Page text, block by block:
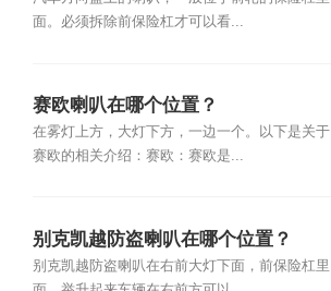
面。必须拆除前保险杠才可以看...
赛欧喇叭在哪个位置？
在雾灯上方，大灯下方，一边一个。以下是关于
赛欧的相关介绍：赛欧：赛欧是...
别克凯越防盗喇叭在哪个位置？
别克凯越防盗喇叭在右前大灯下面，前保险杠里